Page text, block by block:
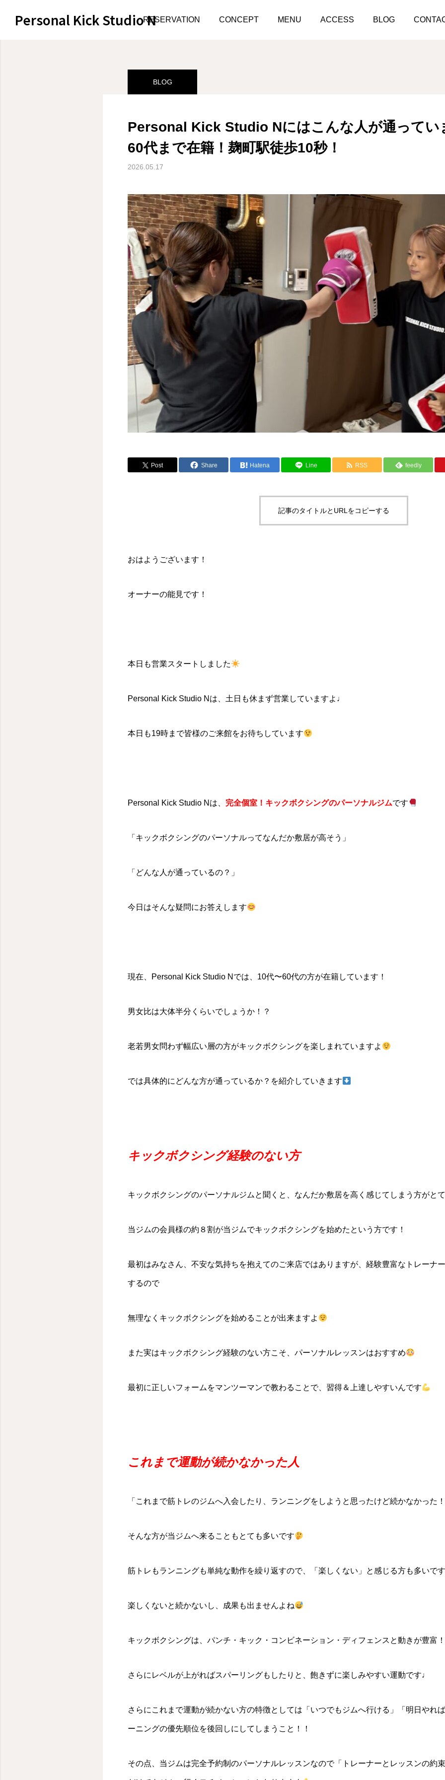
Personal Kick Studio NRESERVATION CONCEPT MENU ACCESS BLOG
サンプルページ BLOG Personal Kick Studio Nにはこんな人が通っています！10代〜60代
BLOG
Personal Kick Studio Nにはこんな人が通ってい
60代まで在籍！麹町駅徒歩10秒！
2026.05.17
Post Share Hatena Line RSS feedly
記事のタイトルとURLをコピーする
おはようございます！
オーナーの能見です！
本日も営業スタートしました
Personal Kick Studio Nは、土日も休まず営業していますよ♩
本日も19時まで皆様のご来館をお待ちしています
Personal Kick Studio Nは、 完全個室！キックボクシングのパーソナルジムです
「キックボクシングのパーソナルってなんだか敷居が高そう」
「どんな人が通っているの？」
今日はそんな疑問にお答えします
現在、Personal Kick Studio Nでは、10代〜60代の方が在籍しています！
男女比は大体半分くらいでしょうか！？
老若男女問わず幅広い層の方がキックボクシングを楽しまれていますよ
では具体的にどんな方が通っているか？を紹介していきます
キックボクシング経験のない方
キックボクシングのパーソナルジムと聞くと、なんだか敷居を高く感じてしまう方がと
当ジムの会員様の約８割が当ジムでキックボクシングを始めたという方です！
最初はみなさん、不安な気持ちを抱えてのご来店ではありますが、経験豊富なトレーナ
するので
無理なくキックボクシングを始めることが出来ますよ
また実はキックボクシング経験のない方こそ、パーソナルレッスンはおすすめ
最初に正しいフォームをマンツーマンで教わることで、習得＆上達しやすいんです
これまで運動が続かなかった人
「これまで筋トレのジムへ入会したり、ランニングをしようと思ったけど続かなかった
そんな方が当ジムへ来ることもとても多いです
筋トレもランニングも単純な動作を繰り返すので、「楽しくない」と感じる方も多いです
楽しくないと続かないし、成果も出ませんよね
キックボクシングは、パンチ・キック・コンビネーション・ディフェンスと動きが豊富
さらにレベルが上がればスパーリングもしたりと、飽きずに楽しみやすい運動です♩
さらにこれまで運動が続かない方の特徴としては「いつでもジムへ行ける」「明日やれ
ーニングの優先順位を後回しにしてしまうこと！！
その点、当ジムは完全予約制のパーソナルレッスンなので「トレーナーとレッスンの約